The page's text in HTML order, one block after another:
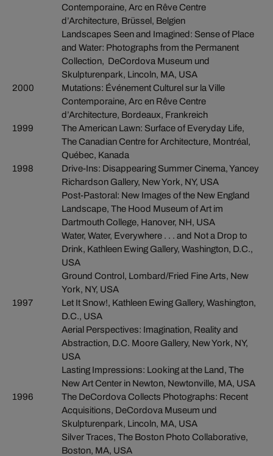
Contemporaine, Arc en Rêve Centre
d’Architecture, Brüssel, Belgien
Landscapes Seen and Imagined: Sense of Place
and Water: Photographs from the Permanent
Collection, DeCordova Museum und
Skulpturenpark, Lincoln, MA, USA
2000
Mutations: Événement Culturel sur la Ville
Contemporaine, Arc en Rêve Centre
d’Architecture, Bordeaux, Frankreich
1999
The American Lawn: Surface of Everyday Life,
The Canadian Centre for Architecture, Montréal,
Québec, Kanada
1998
Drive-Ins: Disappearing Summer Cinema, Yancey
Richardson Gallery, New York, NY, USA
Post-Pastoral: New Images of the New England
Landscape, The Hood Museum of Art im
Dartmouth College, Hanover, NH, USA
Water, Water, Everywhere . . . and Not a Drop to
Drink, Kathleen Ewing Gallery, Washington, D.C.,
USA
Ground Control, Lombard/Fried Fine Arts, New
York, NY, USA
1997
Let It Snow!, Kathleen Ewing Gallery, Washington,
D.C., USA
Aerial Perspectives: Imagination, Reality and
Abstraction, D.C. Moore Gallery, New York, NY,
USA
Lasting Impressions: Looking at the Land, The
New Art Center in Newton, Newtonville, MA, USA
1996
The DeCordova Collects Photographs: Recent
Acquisitions, DeCordova Museum und
Skulpturenpark, Lincoln, MA, USA
Silver Traces, The Boston Photo Collaborative,
Boston, MA, USA